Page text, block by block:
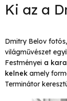
Ki az a
Dmitry Belov
világművészet
Festményei a
kelnek amely
Terminátor